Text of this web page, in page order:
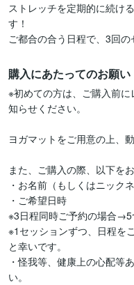
ストレッチを定期的に続け
す！
ご都合の合う日程で、3回の
購入にあたってのお願い
※初めての方は、ご購入前
知らせください。
ヨガマットをご用意の上、
また、ご購入の際、以下を
・お名前（もしくはニックネ
・ご希望日時
※3日程同時ご予約の場合→5
※1セッションずつ、日程を
と幸いです。
・怪我等、健康上の心配等
い。